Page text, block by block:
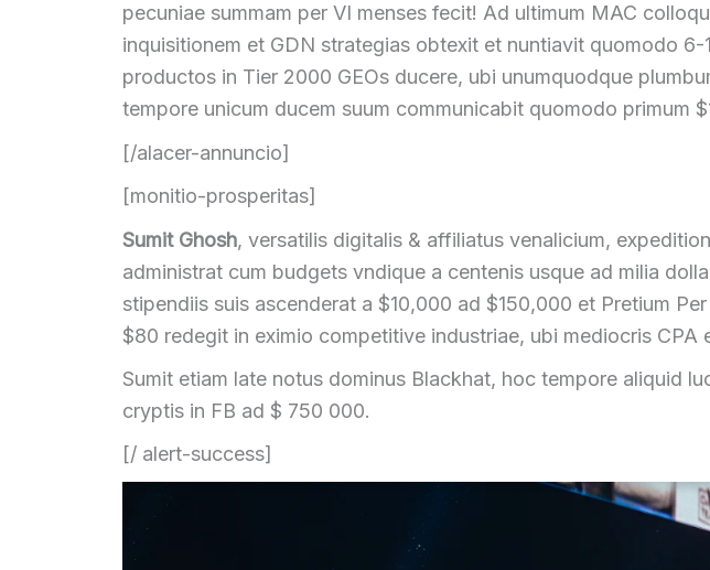
pecuniae summam per VI menses fecit! Ad ultimum MAC
inquisitionem et GDN strategias obtexit et nuntiavit quomodo
productos in Tier 2000 GEOs ducere, ubi unumquodque
tempore unicum ducem suum communicabit quomodo primum
[/alacer-annuncio]
[monitio-prosperitas]
Sumit Ghosh, versatilis digitalis & affiliatus venalicium,
administrat cum budgets vndique a centenis usque ad milia
stipendiis suis ascenderat a $10,000 ad $150,000 et Pretium
$80 redegit in eximio competitive industriae, ubi mediocris CPA
Sumit etiam late notus dominus Blackhat, hoc tempore aliquid
cryptis in FB ad $ 750 000.
[/ alert-success]